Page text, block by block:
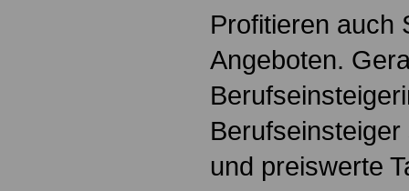
Profitieren auch
Angeboten.
und preiswerte